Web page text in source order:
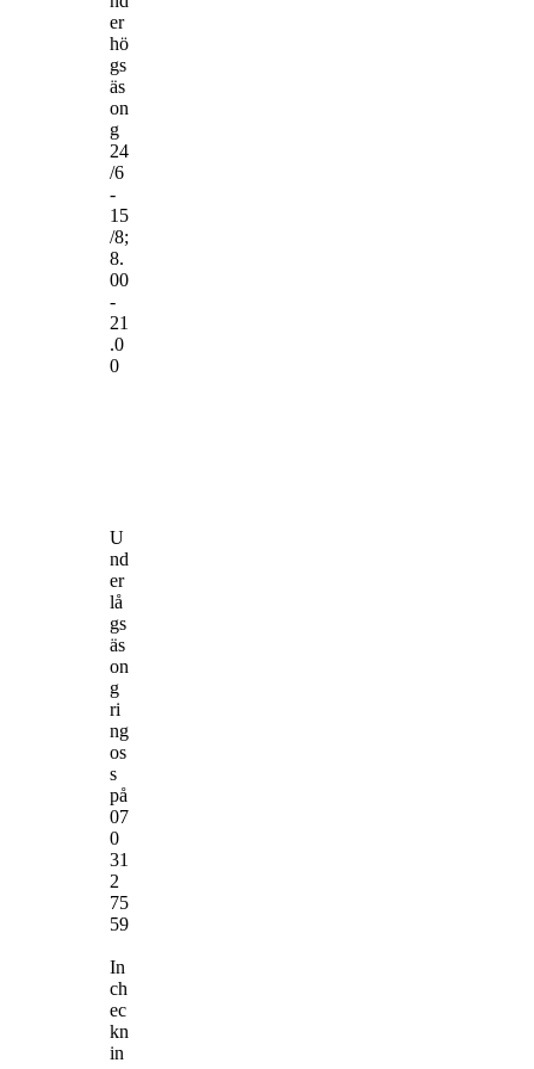
er
hö
gs
äs
on
g
24
/6
-
15
/8;
8.
00
-
21
.0
0
U
nd
er
lå
gs
äs
on
g
ri
ng
os
s
på
07
0
31
2
75
59
In
ch
ec
kn
in